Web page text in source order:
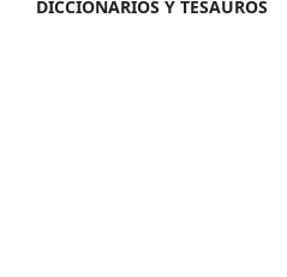
DICCIONARIOS Y TESAUROS